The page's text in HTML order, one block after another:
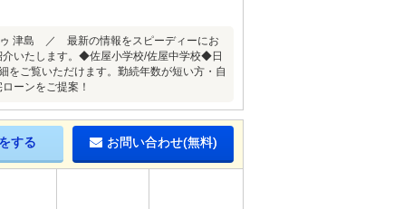
津島 ／ 最新の情報をスピーディーにお
介いたします。◆佐屋小学校/佐屋中学校◆日
ご覧いただけます。勤続年数が短い方・自
ーンをご提案！
する お問い合わせ(無料)